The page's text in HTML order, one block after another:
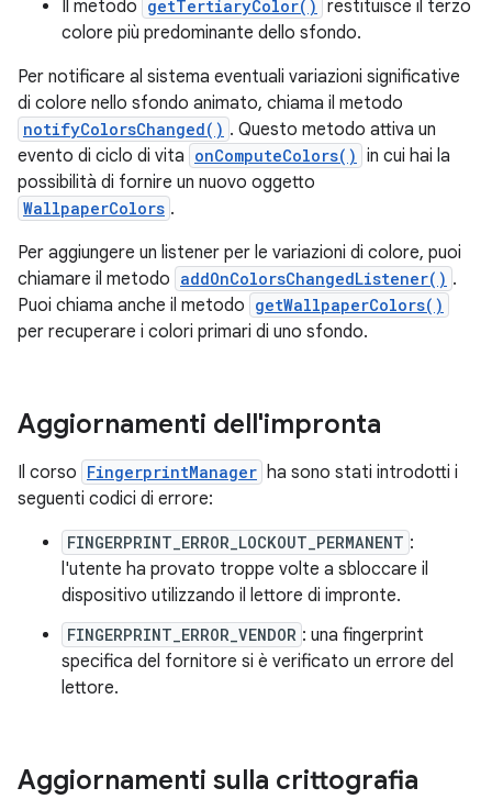
Il metodo getTertiaryColor() restituisce il terzo
colore più predominante dello sfondo.
Per notificare al sistema eventuali variazioni significative
di colore nello sfondo animato, chiama il metodo
notifyColorsChanged() . Questo metodo attiva un
evento di ciclo di vita onComputeColors() in cui hai la
possibilità di fornire un nuovo oggetto
WallpaperColors .
Per aggiungere un listener per le variazioni di colore, puoi
chiamare il metodo addOnColorsChangedListener() .
Puoi chiama anche il metodo getWallpaperColors()
per recuperare i colori primari di uno sfondo.
Aggiornamenti dell'impronta
Il corso FingerprintManager ha sono stati introdotti i
seguenti codici di errore:
FINGERPRINT_ERROR_LOCKOUT_PERMANENT :
l'utente ha provato troppe volte a sbloccare il
dispositivo utilizzando il lettore di impronte.
FINGERPRINT_ERROR_VENDOR : una fingerprint
specifica del fornitore si è verificato un errore del
lettore.
Aggiornamenti sulla crittografia